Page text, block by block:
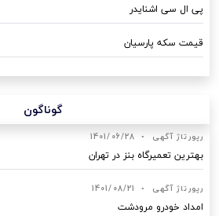
پی ال سی اشنایدر
قیمت سکه پارسیان
گوناگون
رپورتاژ آگهی •
1401/06/28
بهترین تعمیرگاه بنز در تهران
رپورتاژ آگهی •
1401/08/21
امداد خودرو مرودشت